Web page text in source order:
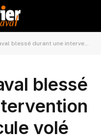
durant une intervention pour un véhicule volé
blessé
volé